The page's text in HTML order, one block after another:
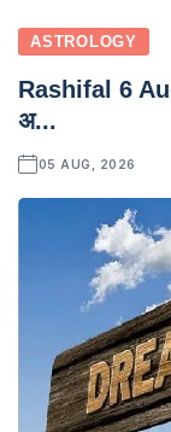
ASTROLOGY
Rashifal 6
अ...
05 AUG, 2026